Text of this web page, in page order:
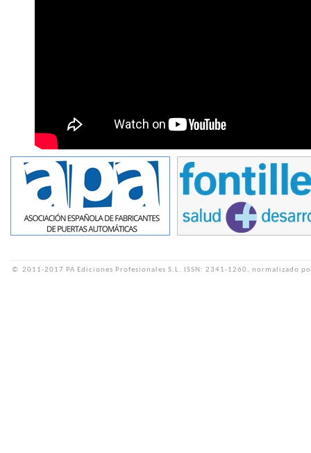
© 2011-2017 PA Ediciones Profesionales S.L. ISSN: 2341-1260, normalizado